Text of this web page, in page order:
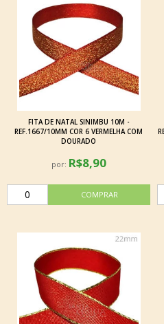
FITA DE NATAL SINIMBU 10M -
REF.1667/10MM COR 6 VERMELHA COM
DOURADO
por: R$8,90